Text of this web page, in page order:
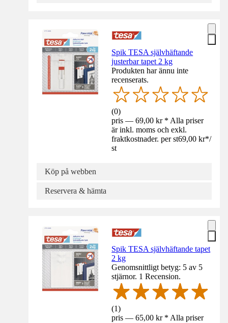
Spik TESA självhäftande
justerbar tapet 2 kg
Produkten har ännu inte
recenserats.
(0)
pris — 69,00 kr * Alla priser
är inkl. moms och exkl.
fraktkostnader. per st69,00 kr*/
st
Köp på webben
Reservera & hämta
Spik TESA självhäftande tapet
2 kg
Genomsnittligt betyg: 5 av 5
stjärnor. 1 Recension.
(1)
pris — 65,00 kr * Alla priser